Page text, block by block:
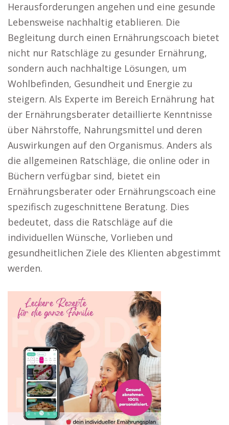
Herausforderungen angehen und eine gesunde
Lebensweise nachhaltig etablieren. Die
Begleitung durch einen Ernährungscoach bietet
nicht nur Ratschläge zu gesunder Ernährung,
sondern auch nachhaltige Lösungen, um
Wohlbefinden, Gesundheit und Energie zu
steigern. Als Experte im Bereich Ernährung hat
der Ernährungsberater detaillierte Kenntnisse
über Nährstoffe, Nahrungsmittel und deren
Auswirkungen auf den Organismus. Anders als
die allgemeinen Ratschläge, die online oder in
Büchern verfügbar sind, bietet ein
Ernährungsberater oder Ernährungscoach eine
spezifisch zugeschnittene Beratung. Dies
bedeutet, dass die Ratschläge auf die
individuellen Wünsche, Vorlieben und
gesundheitlichen Ziele des Klienten abgestimmt
werden.